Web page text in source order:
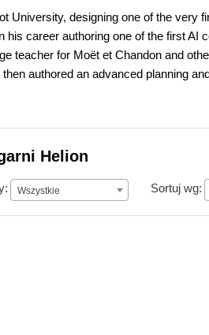
University, designing one of the very
career authoring one of the first AI
teacher for Moët et Chandon and
authored an advanced planning
Helion
Wszystkie Sortuj wg: